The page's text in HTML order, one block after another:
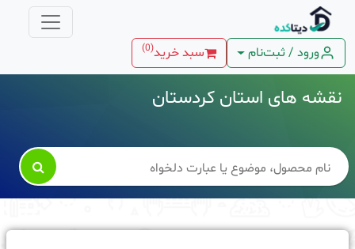
ورود / ثبت‌نام سبد خرید(
0
)
نقشه های استان کردستان
